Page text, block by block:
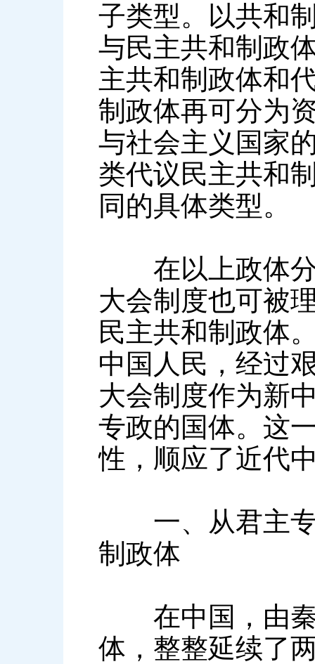
子类型。以共和
与民主共和制政
主共和制政体和
制政体再可分为
与社会主义国家
类代议民主共和
同的具体类型。
在以上政体分
大会制度也可被
民主共和制政体
中国人民，经过
大会制度作为新
专政的国体。这
性，顺应了近代
一、从君主专
制政体
在中国，由秦
体，整整延续了